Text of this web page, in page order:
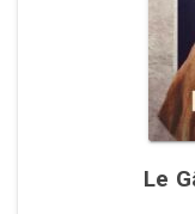
Le